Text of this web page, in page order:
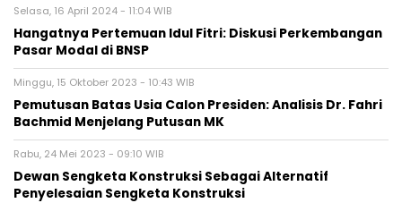
Selasa, 16 April 2024 - 11:04 WIB
Hangatnya Pertemuan Idul Fitri: Diskusi Perkembangan
Pasar Modal di BNSP
Minggu, 15 Oktober 2023 - 10:43 WIB
Pemutusan Batas Usia Calon Presiden: Analisis Dr. Fahri
Bachmid Menjelang Putusan MK
Rabu, 24 Mei 2023 - 09:10 WIB
Dewan Sengketa Konstruksi Sebagai Alternatif
Penyelesaian Sengketa Konstruksi